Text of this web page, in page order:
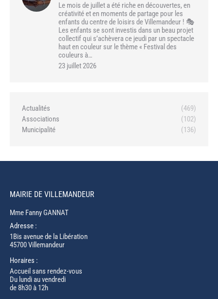
Le mois de juillet a été riche en découvertes, en
créativité et en moments de partage pour les
enfants du centre de loisirs de Villemandeur ! 🎭
Les enfants se sont investis dans un beau projet
collectif qui s’achèvera ce jeudi par un spectacle
haut en couleur sur le thème « Festival des
couleurs à…
23 juillet 2026
Actualités
(469)
Associations
(102)
Municipalité
(136)
MAIRIE DE VILLEMANDEUR
Mme Fanny GANNAT
Adresse :
1Bis avenue de la Libération
45700 Villemandeur
Horaires :
Accueil sans rendez-vous
Du lundi au vendredi
de 8h30 à 12h